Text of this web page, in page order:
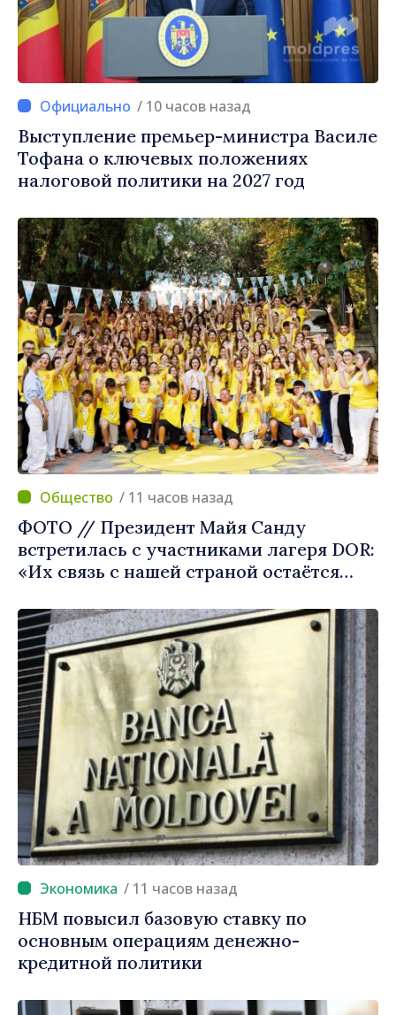
/ 10 часов назад
Выступление премьер-министра Василе
Тофана о ключевых положениях
налоговой политики на 2027 год
/ 11 часов назад
ФОТО // Президент Майя Санду
встретилась с участниками лагеря DOR:
«Их связь с нашей страной остаётся
/ 11 часов назад
НБМ повысил базовую ставку по
основным операциям денежно-
кредитной политики